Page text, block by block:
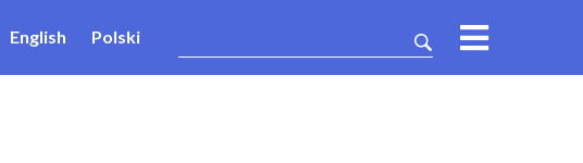
English Polski